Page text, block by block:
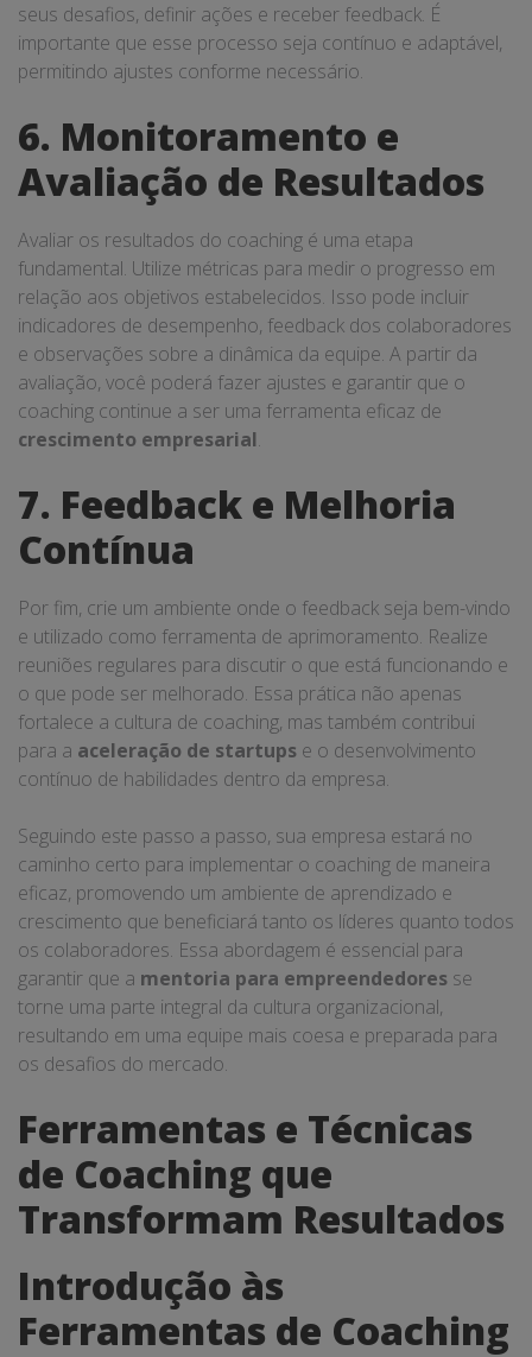
seus desafios, definir ações e receber feedback. É
importante que esse processo seja contínuo e adaptável,
permitindo ajustes conforme necessário.
6. Monitoramento e
Avaliação de Resultados
Avaliar os resultados do coaching é uma etapa
fundamental. Utilize métricas para medir o progresso em
relação aos objetivos estabelecidos. Isso pode incluir
indicadores de desempenho, feedback dos colaboradores
e observações sobre a dinâmica da equipe. A partir da
avaliação, você poderá fazer ajustes e garantir que o
coaching continue a ser uma ferramenta eficaz de
crescimento empresarial.
7. Feedback e Melhoria
Contínua
Por fim, crie um ambiente onde o feedback seja bem-vindo
e utilizado como ferramenta de aprimoramento. Realize
reuniões regulares para discutir o que está funcionando e
o que pode ser melhorado. Essa prática não apenas
fortalece a cultura de coaching, mas também contribui
para a aceleração de startups e o desenvolvimento
contínuo de habilidades dentro da empresa.
Seguindo este passo a passo, sua empresa estará no
caminho certo para implementar o coaching de maneira
eficaz, promovendo um ambiente de aprendizado e
crescimento que beneficiará tanto os líderes quanto todos
os colaboradores. Essa abordagem é essencial para
garantir que a mentoria para empreendedores se
torne uma parte integral da cultura organizacional,
resultando em uma equipe mais coesa e preparada para
os desafios do mercado.
Ferramentas e Técnicas
de Coaching que
Transformam Resultados
Introdução às
Ferramentas de Coaching